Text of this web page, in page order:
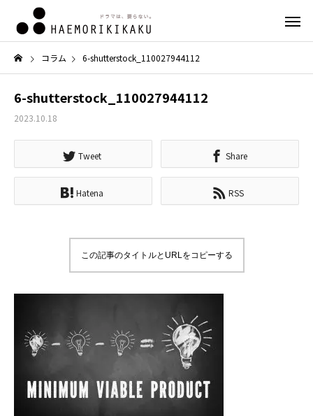
コラム 6-shutterstock_110027944112
6-shutterstock_110027944112
2023.10.18
Tweet Share
Hatena RSS
この記事のタイトルとURLをコピーする